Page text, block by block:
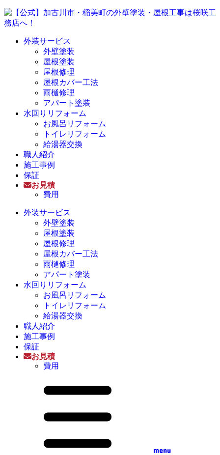
外装サービス
外壁塗装
屋根塗装
屋根修理
屋根カバー工法
雨樋修理
アパート塗装
水回りリフォーム
お風呂リフォーム
トイレリフォーム
給湯器交換
職人紹介
施工事例
保証
お見積
費用
外装サービス
外壁塗装
屋根塗装
屋根修理
屋根カバー工法
雨樋修理
アパート塗装
水回りリフォーム
お風呂リフォーム
トイレリフォーム
給湯器交換
職人紹介
施工事例
保証
お見積
費用
menu